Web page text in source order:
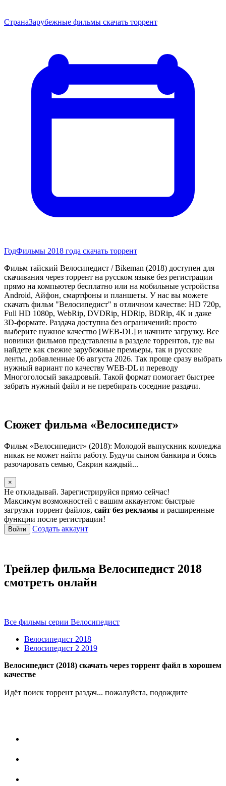
СтранаЗарубежные фильмы скачать торрент
ГодФильмы 2018 года скачать торрент
Фильм тайский Велосипедист / Bikeman (2018) доступен для
скачивания через торрент на русском языке без регистрации
прямо на компьютер бесплатно или на мобильные устройства
Android, Айфон, смартфоны и планшеты. У нас вы можете
скачать фильм "Велосипедист" в отличном качестве: HD 720p,
Full HD 1080p, WebRip, DVDRip, HDRip, BDRip, 4K и даже
3D-формате. Раздача доступна без ограничений: просто
выберите нужное качество [WEB-DL] и начните загрузку. Все
новинки фильмов представлены в разделе торрентов, где вы
найдете как свежие зарубежные премьеры, так и русские
ленты, добавленные 06 августа 2026. Так проще сразу выбрать
нужный вариант по качеству WEB-DL и переводу
Многоголосый закадровый. Такой формат помогает быстрее
забрать нужный файл и не перебирать соседние раздачи.
Сюжет фильма «Велосипедист»
Фильм «Велосипедист» (2018): Молодой выпускник колледжа
никак не может найти работу. Будучи сыном банкира и боясь
разочаровать семью, Сакрин каждый...
×
Не откладывай. Зарегистрируйся прямо сейчас!
Максимум возможностей с вашим аккаунтом: быстрые
загрузки торрент файлов, сайт без рекламы и расширенные
функции после регистрации!
Войти Создать аккаунт
Трейлер фильма Велосипедист 2018
смотреть онлайн
Все фильмы серии Велосипедист
Велосипедист 2018
Велосипедист 2 2019
Велосипедист (2018) скачать через торрент файл в хорошем
качестве
Идёт поиск торрент раздач... пожалуйста, подождите